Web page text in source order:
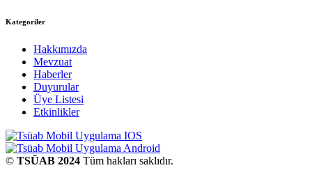
Kategoriler
Hakkımızda
Mevzuat
Haberler
Duyurular
Üye Listesi
Etkinlikler
© TSÜAB 2024 Tüm hakları saklıdır.